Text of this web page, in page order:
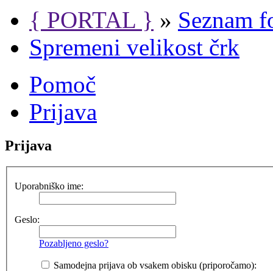
{ PORTAL } » Seznam
Spremeni velikost črk
Pomoč
Prijava
Prijava
Uporabniško ime:
Geslo:
Pozabljeno geslo?
Samodejna prijava ob vsakem obisku (priporočamo):